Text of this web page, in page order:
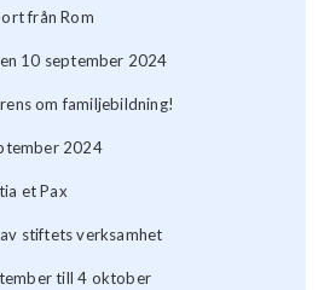
från Rom
10 september 2024
om familjebildning!
2024
et Pax
stiftets verksamhet
till 4 oktober